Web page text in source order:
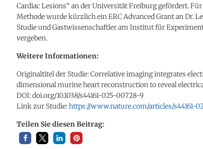
Cardiac Lesions“ an der Universität Freiburg gefördert.
Methode wurde kürzlich ein ERC Advanced Grant an Dr.
Studie und Gastwissenschaftler am Institut für
vergeben.
Weitere Informationen:
Originaltitel der Studie: Correlative imaging integrates
dimensional murine heart reconstruction to reveal
DOI: doi.org/10.1038/s44161-025-00728-9
Link zur Studie:https://www.nature.com/articles/s44161-
Teilen Sie diesen Beitrag: